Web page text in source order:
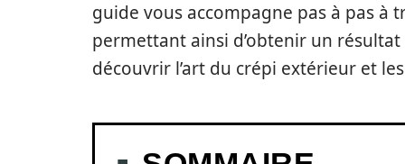
guide vous accompagne pas à pas à
permettant ainsi d’obtenir un
découvrir l’art du crépi extérieur et